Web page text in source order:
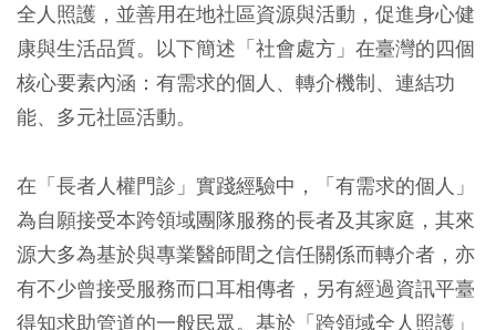
全人照護，並善用在地社區資源與活動，促進身心健
康與生活品質。以下簡述「社會處方」在臺灣的四個
核心要素內涵：有需求的個人、轉介機制、連結功
能、多元社區活動。
在「長者人權門診」實踐經驗中，「有需求的個人」
為自願接受本跨領域團隊服務的長者及其家庭，其來
源大多為基於與專業醫師間之信任關係而轉介者，亦
有不少曾接受服務而口耳相傳者，另有經過資訊平臺
得知求助管道的一般民眾。基於「跨領域全人照護」